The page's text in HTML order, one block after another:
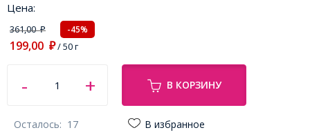
Цена:
361,00₽ -45%
199,00 ₽/ 50 г
В КОРЗИНУ
Осталось: 17 В избранное